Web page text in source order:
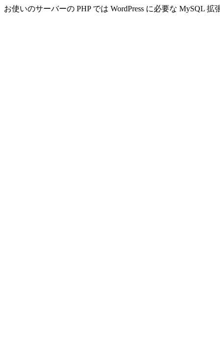
お使いのサーバーの PHP では WordPress に必要な MySQL